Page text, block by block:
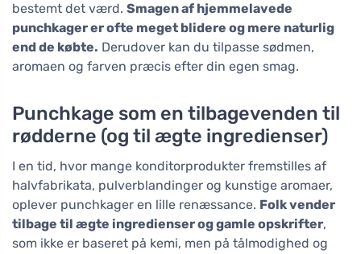
bestemt det værd. Smagen af hjemmelavede
punchkager er ofte meget blidere og mere naturlig
end de købte. Derudover kan du tilpasse sødmen,
aromaen og farven præcis efter din egen smag.
Punchkage som en tilbagevenden til
rødderne (og til ægte ingredienser)
I en tid, hvor mange konditorprodukter fremstilles af
halvfabrikata, pulverblandinger og kunstige aromaer,
oplever punchkager en lille renæssance. Folk vender
tilbage til ægte ingredienser og gamle opskrifter,
som ikke er baseret på kemi, men på tålmodighed og